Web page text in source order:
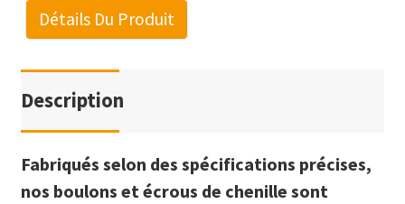
Détails Du Produit
Description
Fabriqués selon des spécifications précises,
nos boulons et écrous de chenille sont